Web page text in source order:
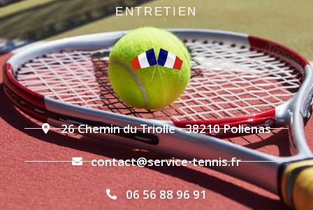
ENTRETIEN
26 Chemin du Triolle - 38210 Polienas
contact@service-tennis.fr
06 56 88 96 91